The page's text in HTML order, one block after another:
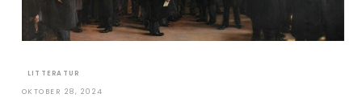
LITTERATUR
OKTOBER 28, 2024